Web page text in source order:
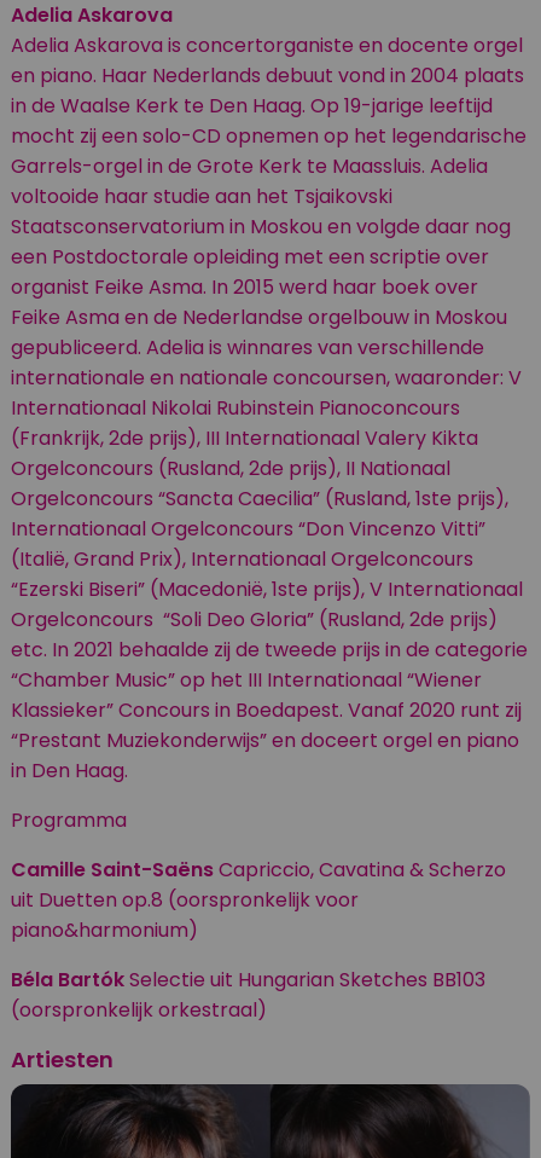
Adelia Askarova
Adelia Askarova is concertorganiste en docente orgel
en piano. Haar Nederlands debuut vond in 2004 plaats
in de Waalse Kerk te Den Haag. Op 19-jarige leeftijd
mocht zij een solo-CD opnemen op het legendarische
Garrels-orgel in de Grote Kerk te Maassluis. Adelia
voltooide haar studie aan het Tsjaikovski
Staatsconservatorium in Moskou en volgde daar nog
een Postdoctorale opleiding met een scriptie over
organist Feike Asma. In 2015 werd haar boek over
Feike Asma en de Nederlandse orgelbouw in Moskou
gepubliceerd. Adelia is winnares van verschillende
internationale en nationale concoursen, waaronder: V
Internationaal Nikolai Rubinstein Pianoconcours
(Frankrijk, 2de prijs), III Internationaal Valery Kikta
Orgelconcours (Rusland, 2de prijs), II Nationaal
Orgelconcours “Sancta Caecilia” (Rusland, 1ste prijs),
Internationaal Orgelconcours “Don Vincenzo Vitti”
(Italië, Grand Prix), Internationaal Orgelconcours
“Ezerski Biseri” (Macedonië, 1ste prijs), V Internationaal
Orgelconcours “Soli Deo Gloria” (Rusland, 2de prijs)
etc. In 2021 behaalde zij de tweede prijs in de categorie
“Chamber Music” op het III Internationaal “Wiener
Klassieker” Concours in Boedapest. Vanaf 2020 runt zij
“Prestant Muziekonderwijs” en doceert orgel en piano
in Den Haag.
Programma
Camille Saint-SaënsCapriccio, Cavatina & Scherzo
uit Duetten op.8 (oorspronkelijk voor
piano&harmonium)
Béla BartókSelectie uit Hungarian Sketches BB103
(oorspronkelijk orkestraal)
Artiesten